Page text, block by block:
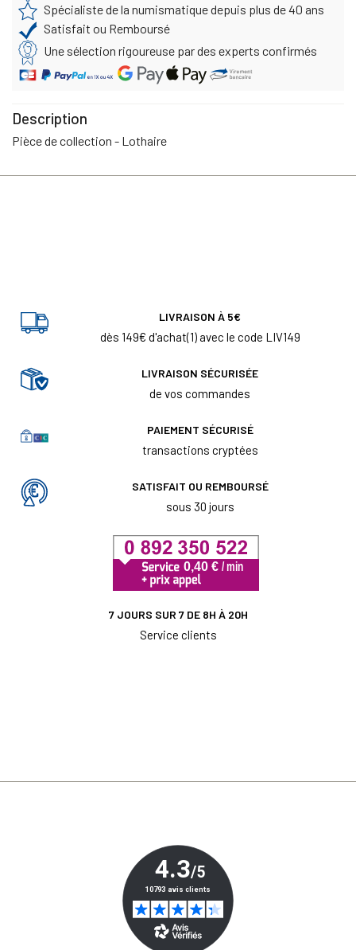
Spécialiste de la numismatique depuis plus de 40 ans
Satisfait ou Remboursé
Une sélection rigoureuse par des experts confirmés
Description
Pièce de collection - Lothaire
LIVRAISON À 5€
dès 149€ d'achat(1) avec le code LIV149
LIVRAISON SÉCURISÉE
de vos commandes
PAIEMENT SÉCURISÉ
transactions cryptées
SATISFAIT OU REMBOURSÉ
sous 30 jours
7 JOURS SUR 7 DE 8H À 20H
Service clients